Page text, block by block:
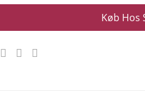
Køb Hos